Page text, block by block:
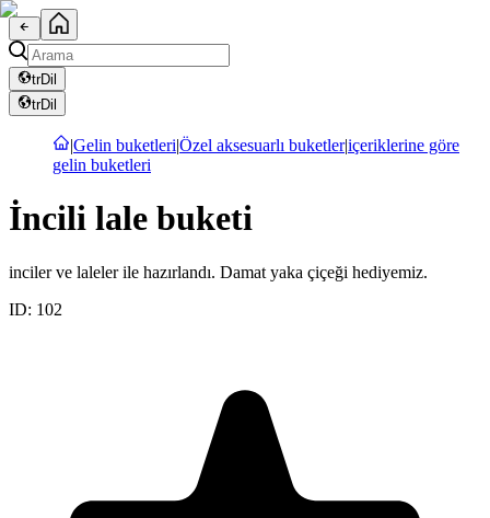
trDil
trDil
|Gelin buketleri|Özel aksesuarlı buketler|içeriklerine göre
gelin buketleri
İncili lale buketi
inciler ve laleler ile hazırlandı. Damat yaka çiçeği hediyemiz.
ID: 102